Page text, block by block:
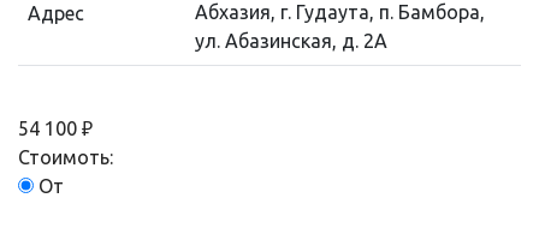
Адрес
Абхазия, г. Гудаута, п. Бамбора,
ул. Абазинская, д. 2А
54 100 ₽
Стоимоть:
От